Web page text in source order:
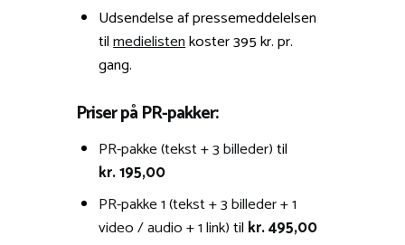
Udsendelse af pressemeddelelsen
tilmedielistenkoster 395 kr. pr.
gang.
Priser på PR-pakker:
PR-pakke (tekst + 3 billeder)til
kr. 195,00
PR-pakke 1 (tekst + 3 billeder + 1
video / audio + 1 link)til kr. 495,00